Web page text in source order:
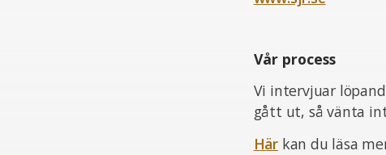
Vår process
Vi intervjuar
gått ut, så vänta
Härkan du läsa